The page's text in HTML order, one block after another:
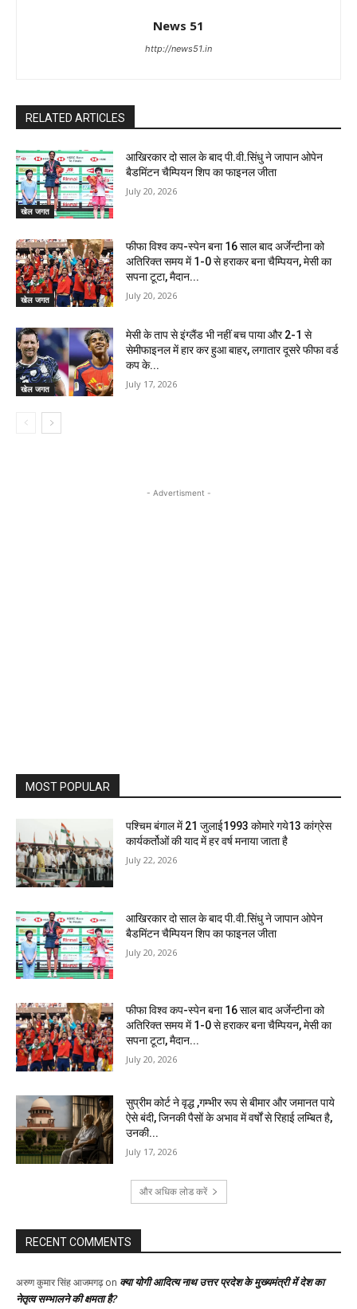
News 51
http://news51.in
RELATED ARTICLES
खेल जगत
आखिरकार दो साल के बाद पी.वी.सिंधु ने जापान ओपेन
बैडमिंटन चैम्पियन शिप का फाइनल जीता
July 20, 2026
खेल जगत
फीफा विश्व कप-स्पेन बना 16 साल बाद अर्जेन्टीना को
अतिरिक्त समय में 1-0 से हराकर बना चैम्पियन, मेसी का
सपना टूटा, मैदान...
July 20, 2026
खेल जगत
मेसी के ताप से इंग्लैंड भी नहीं बच पाया और 2-1 से
सेमीफाइनल में हार कर हुआ बाहर, लगातार दूसरे फीफा वर्ड
कप के...
July 17, 2026
- Advertisment -
MOST POPULAR
पश्चिम बंगाल में 21 जुलाई1993 कोमारे गये13 कांग्रेस
कार्यकर्तोओं की याद में हर वर्ष मनाया जाता है
July 22, 2026
आखिरकार दो साल के बाद पी.वी.सिंधु ने जापान ओपेन
बैडमिंटन चैम्पियन शिप का फाइनल जीता
July 20, 2026
फीफा विश्व कप-स्पेन बना 16 साल बाद अर्जेन्टीना को
अतिरिक्त समय में 1-0 से हराकर बना चैम्पियन, मेसी का
सपना टूटा, मैदान...
July 20, 2026
सुप्रीम कोर्ट ने वृद्ध ,गम्भीर रूप से बीमार और जमानत पाये
ऐसे बंदी, जिनकी पैसों के अभाव में वर्षों से रिहाई लम्बित है,
उनकी...
July 17, 2026
और अधिक लोड करें
RECENT COMMENTS
अरुण कुमार सिंह आजमगढ़on क्या योगी आदित्य नाथ उत्तर प्रदेश के मुख्यमंत्री में देश का
नेतृत्व सम्भालने की क्षमता है?